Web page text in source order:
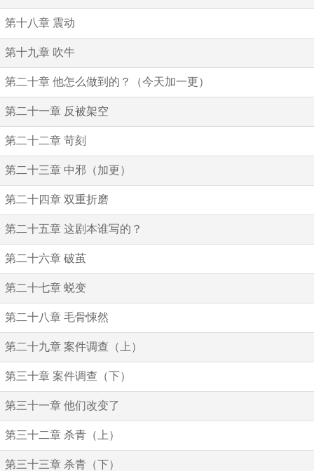
第十八章 震动
第十九章 吹牛
第二十章 他怎么做到的？（今天加一更）
第二十一章 反被架空
第二十二章 苛刻
第二十三章 中邪（加更）
第二十四章 双重折磨
第二十五章 这剧本谁写的？
第二十六章 破茧
第二十七章 蜕变
第二十八章 毛骨悚然
第二十九章 案件调查（上）
第三十章 案件调查（下）
第三十一章 他们改变了
第三十二章 杀青（上）
第三十三章 杀青（下）